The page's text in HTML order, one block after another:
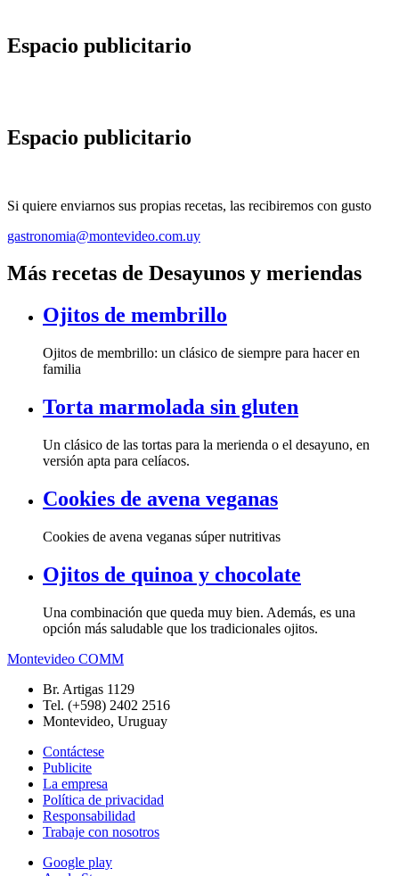
Espacio publicitario
Espacio publicitario
Si quiere enviarnos sus propias recetas, las recibiremos con gusto
gastronomia@montevideo.com.uy
Más recetas de Desayunos y meriendas
Ojitos de membrillo
Ojitos de membrillo: un clásico de siempre para hacer en
familia
Torta marmolada sin gluten
Un clásico de las tortas para la merienda o el desayuno, en
versión apta para celíacos.
Cookies de avena veganas
Cookies de avena veganas súper nutritivas
Ojitos de quinoa y chocolate
Una combinación que queda muy bien. Además, es una
opción más saludable que los tradicionales ojitos.
Montevideo COMM
Br. Artigas 1129
Tel. (+598) 2402 2516
Montevideo, Uruguay
Contáctese
Publicite
La empresa
Política de privacidad
Responsabilidad
Trabaje con nosotros
Google play